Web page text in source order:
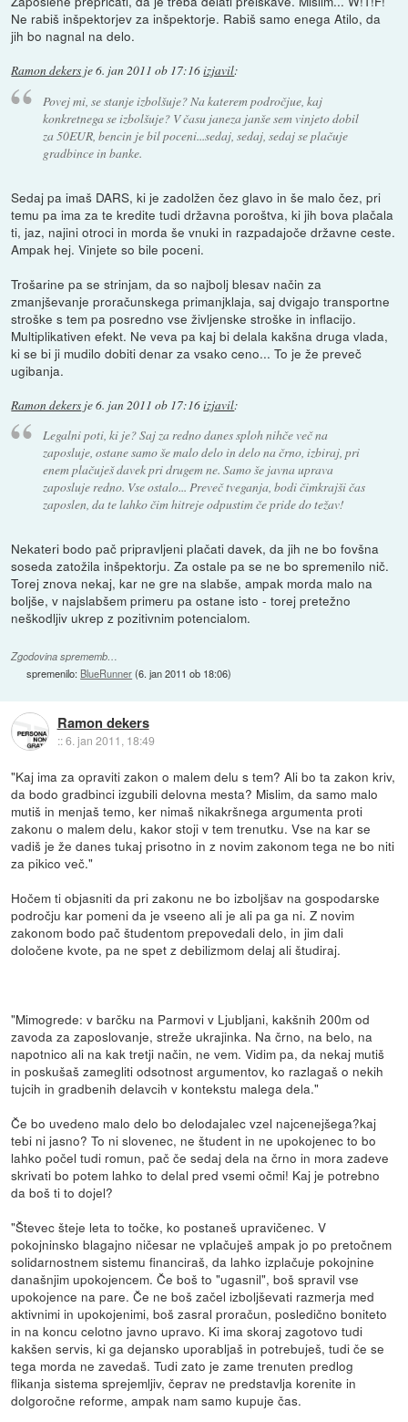
Ne rabiš inšpektorjev za inšpektorje. Rabiš samo enega Atilo, da
jih bo nagnal na delo.
Ramon dekers je6. jan 2011 ob 17:16izjavil:
Povej mi, se stanje izbolšuje? Na katerem področjue, kaj
konkretnega se izbolšuje? V času janeza janše sem vinjeto dobil
za 50EUR, bencin je bil poceni...sedaj, sedaj, sedaj se plačuje
gradbince in banke.
Sedaj pa imaš DARS, ki je zadolžen čez glavo in še malo čez, pri
temu pa ima za te kredite tudi državna poroštva, ki jih bova plačala
ti, jaz, najini otroci in morda še vnuki in razpadajoče državne ceste.
Ampak hej. Vinjete so bile poceni.
Trošarine pa se strinjam, da so najbolj blesav način za
zmanjševanje proračunskega primanjklaja, saj dvigajo transportne
stroške s tem pa posredno vse življenske stroške in inflacijo.
Multiplikativen efekt. Ne veva pa kaj bi delala kakšna druga vlada,
ki se bi ji mudilo dobiti denar za vsako ceno... To je že preveč
ugibanja.
Ramon dekers je6. jan 2011 ob 17:16izjavil:
Legalni poti, ki je? Saj za redno danes sploh nihče več na
zaposluje, ostane samo še malo delo in delo na črno, izbiraj, pri
enem plačuješ davek pri drugem ne. Samo še javna uprava
zaposluje redno. Vse ostalo... Preveč tveganja, bodi čimkrajši čas
zaposlen, da te lahko čim hitreje odpustim če pride do težav!
Nekateri bodo pač pripravljeni plačati davek, da jih ne bo fovšna
soseda zatožila inšpektorju. Za ostale pa se ne bo spremenilo nič.
Torej znova nekaj, kar ne gre na slabše, ampak morda malo na
boljše, v najslabšem primeru pa ostane isto - torej pretežno
neškodljiv ukrep z pozitivnim potencialom.
Zgodovina sprememb…
spremenilo: BlueRunner(6. jan 2011 ob 18:06)
Ramon dekers
::6. jan 2011, 18:49
"Kaj ima za opraviti zakon o malem delu s tem? Ali bo ta zakon kriv,
da bodo gradbinci izgubili delovna mesta? Mislim, da samo malo
mutiš in menjaš temo, ker nimaš nikakršnega argumenta proti
zakonu o malem delu, kakor stoji v tem trenutku. Vse na kar se
vadiš je že danes tukaj prisotno in z novim zakonom tega ne bo niti
za pikico več."
Hočem ti objasniti da pri zakonu ne bo izboljšav na gospodarske
področju kar pomeni da je vseeno ali je ali pa ga ni. Z novim
zakonom bodo pač študentom prepovedali delo, in jim dali
določene kvote, pa ne spet z debilizmom delaj ali študiraj.
"Mimogrede: v barčku na Parmovi v Ljubljani, kakšnih 200m od
zavoda za zaposlovanje, streže ukrajinka. Na črno, na belo, na
napotnico ali na kak tretji način, ne vem. Vidim pa, da nekaj mutiš
in poskušaš zamegliti odsotnost argumentov, ko razlagaš o nekih
tujcih in gradbenih delavcih v kontekstu malega dela."
Če bo uvedeno malo delo bo delodajalec vzel najcenejšega?kaj
tebi ni jasno? To ni slovenec, ne študent in ne upokojenec to bo
lahko počel tudi romun, pač če sedaj dela na črno in mora zadeve
skrivati bo potem lahko to delal pred vsemi očmi! Kaj je potrebno
da boš ti to dojel?
"Števec šteje leta to točke, ko postaneš upravičenec. V
pokojninsko blagajno ničesar ne vplačuješ ampak jo po pretočnem
solidarnostnem sistemu financiraš, da lahko izplačuje pokojnine
današnjim upokojencem. Če boš to "ugasnil", boš spravil vse
upokojence na pare. Če ne boš začel izboljševati razmerja med
aktivnimi in upokojenimi, boš zasral proračun, posledično boniteto
in na koncu celotno javno upravo. Ki ima skoraj zagotovo tudi
kakšen servis, ki ga dejansko uporabljaš in potrebuješ, tudi če se
tega morda ne zavedaš. Tudi zato je zame trenuten predlog
flikanja sistema sprejemljiv, čeprav ne predstavlja korenite in
dolgoročne reforme, ampak nam samo kupuje čas.